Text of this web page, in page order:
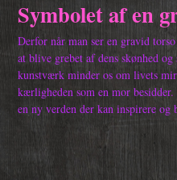
Symbolet af en
Derfor når man ser en gravid
at blive grebet af dens skønhed
kunstværk minder os om livets
kærligheden som en mor
en ny verden der kan inspirere og